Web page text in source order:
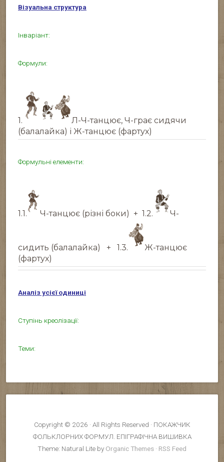
Візуальна структура
Інваріант:
Формули:
1.
Л-Ч-танцює, Ч-грає сидячи
(балалайка) і Ж-танцює (фартух)
Формульні елементи:
1.1. Ч-танцює (різні боки) + 1.2. Ч-
сидить (балалайка) + 1.3.
Ж-танцює
(фартух)
Аналіз усієї одиниці
Ступінь креолізації:
Теми:
Copyright © 2026 · All Rights Reserved · ПОКАЖЧИК
ФОЛЬКЛОРНИХ ФОРМУЛ. ЕПІГРАФІЧНА ВИШИВКА
Theme: Natural Lite by Organic Themes · RSS Feed